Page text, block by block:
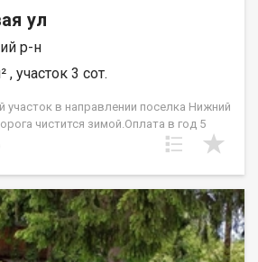
ул
р-н
участок 3 сот.
участок в направлении поселка Нижний
чистится зимой.Оплата в год 5
охрана.Остановка в 15 минутах
насаждения.Имеется баня,теплица. При
номер варианта -